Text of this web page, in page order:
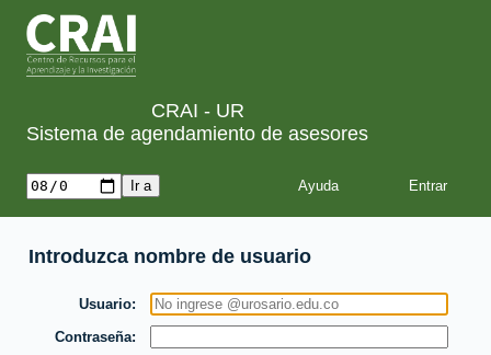
CRAI - UR
Sistema de agendamiento de asesores
Ayuda
Introduzca nombre de usuario
Usuario
Contraseña